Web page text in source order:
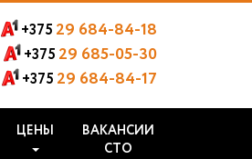
+375 29 684-84-18
+375 29 685-05-30
+375 29 684-84-17
ЦЕНЫ
ВАКАНСИИ
СТО